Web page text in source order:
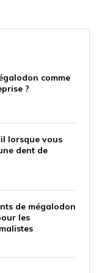
comme
?
lorsque vous
dent de
de mégalodon
les